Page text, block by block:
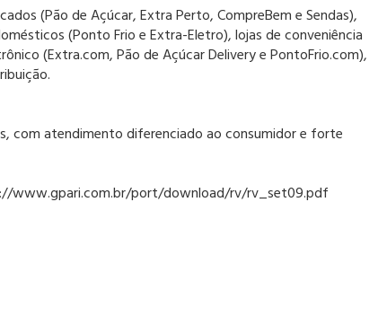
(Pão de Açúcar, Extra Perto, CompreBem e Sendas),
(Ponto Frio e Extra-Eletro), lojas de conveniência
(Extra.com, Pão de Açúcar Delivery e PontoFrio.com),
com atendimento diferenciado ao consumidor e forte
www.gpari.com.br/port/download/rv/rv_set09.pdf